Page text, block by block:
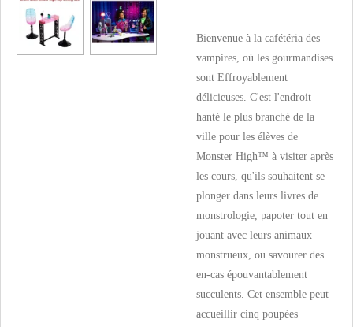
Bienvenue à la cafétéria des
vampires, où les gourmandises
sont Effroyablement
délicieuses. C'est l'endroit
hanté le plus branché de la
ville pour les élèves de
Monster High™ à visiter après
les cours, qu'ils souhaitent se
plonger dans leurs livres de
monstrologie, papoter tout en
jouant avec leurs animaux
monstrueux, ou savourer des
en-cas épouvantablement
succulents. Cet ensemble peut
accueillir cinq poupées